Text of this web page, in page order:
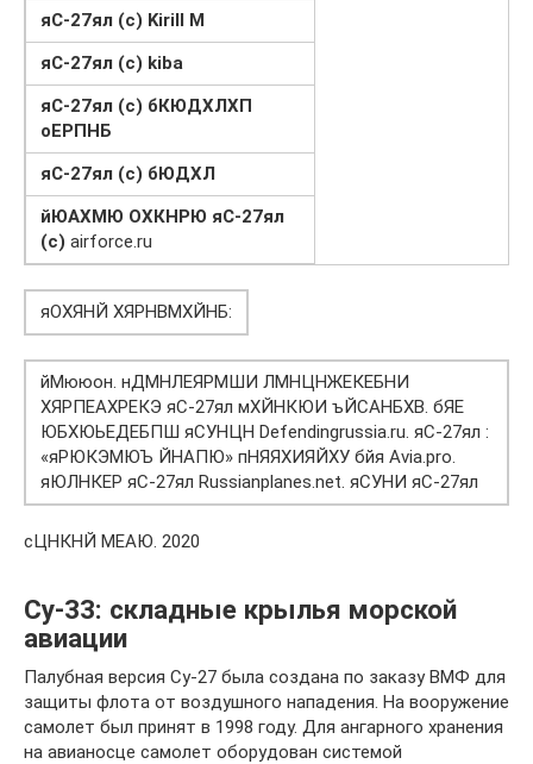
яС-27ял (c) Kirill M
яС-27ял (c) kiba
яС-27ял (c) бКЮДХЛХП
оЕРПНБ
яС-27ял (c) бЮДХЛ
йЮАХМЮ ОХКНРЮ яС-27ял
(c) airforce.ru
яОХЯНЙ ХЯРНВМХЙНБ:
йМююон. нДМНЛЕЯРМШИ ЛМНЦНЖЕКЕБНИ
ХЯРПЕАХРЕКЭ яС-27ял мХЙНКЮИ ъЙСАНБХВ. бЯЕ
ЮБХЮЬЕДЕБПШ яСУНЦН Defendingrussia.ru. яС-27ял :
«яРЮКЭМЮЪ ЙНАПЮ» пНЯЯХИЯЙХУ бйя Avia.pro.
яЮЛНКЕР яС-27ял Russianplanes.net. яСУНИ яС-27ял
сЦНКНЙ МЕАЮ. 2020
Су-33: складные крылья морской
авиации
Палубная версия Су-27 была создана по заказу ВМФ для
защиты флота от воздушного нападения. На вооружение
самолет был принят в 1998 году. Для ангарного хранения
на авианосце самолет оборудован системой